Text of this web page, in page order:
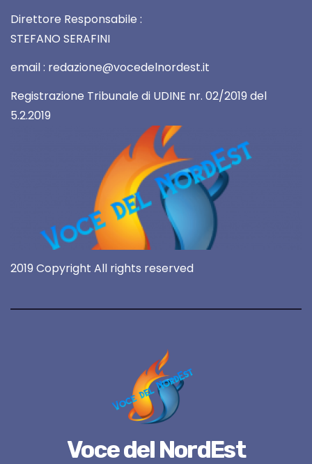
Direttore Responsabile :
STEFANO SERAFINI
email : redazione@vocedelnordest.it
Registrazione Tribunale di UDINE nr. 02/2019 del
5.2.2019
2019 Copyright All rights reserved
Voce del NordEst